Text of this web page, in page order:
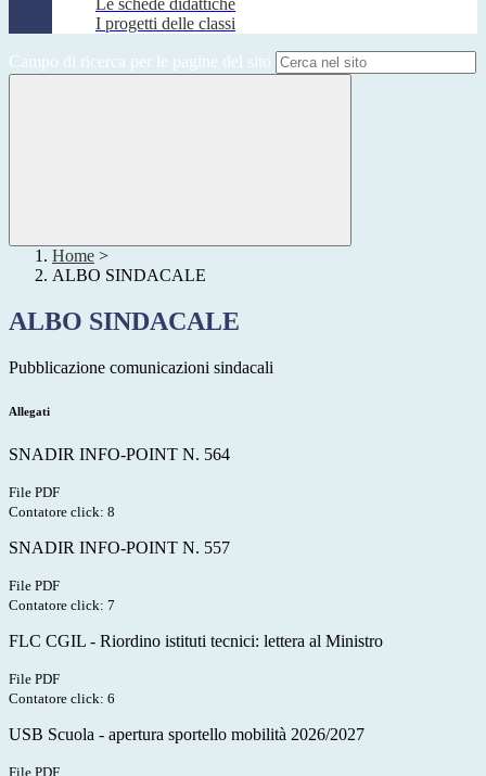
Le schede didattiche
I progetti delle classi
Campo di ricerca per le pagine del sito
Home >
ALBO SINDACALE
ALBO SINDACALE
Pubblicazione comunicazioni sindacali
Allegati
SNADIR INFO-POINT N. 564
File PDF
Contatore click: 8
SNADIR INFO-POINT N. 557
File PDF
Contatore click: 7
FLC CGIL - Riordino istituti tecnici: lettera al Ministro
File PDF
Contatore click: 6
USB Scuola - apertura sportello mobilità 2026/2027
File PDF